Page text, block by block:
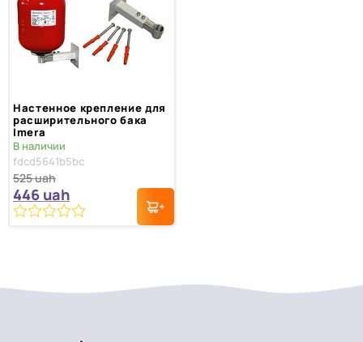
Настенное крепление для
расширительного бака
Imera
В наличии
fdcd5641b5bc
525uah
446 uah